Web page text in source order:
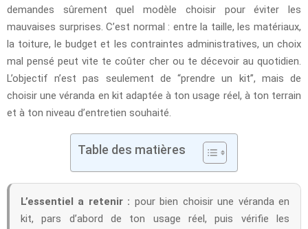
demandes sûrement quel modèle choisir pour éviter les
mauvaises surprises. C’est normal : entre la taille, les matériaux,
la toiture, le budget et les contraintes administratives, un choix
mal pensé peut vite te coûter cher ou te décevoir au quotidien.
L’objectif n’est pas seulement de “prendre un kit”, mais de
choisir une véranda en kit adaptée à ton usage réel, à ton terrain
et à ton niveau d’entretien souhaité.
Table des matières
L’essentiel a retenir : pour bien choisir une véranda en
kit, pars d’abord de ton usage réel, puis vérifie les